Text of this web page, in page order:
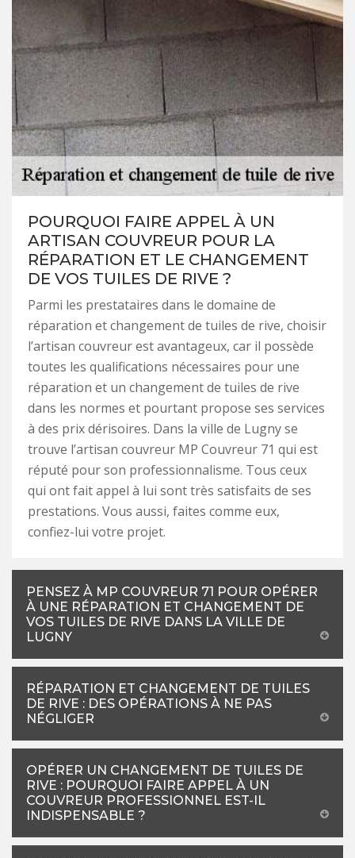
POURQUOI FAIRE APPEL À UN
ARTISAN COUVREUR POUR LA
RÉPARATION ET LE CHANGEMENT
DE VOS TUILES DE RIVE ?
Parmi les prestataires dans le domaine de
réparation et changement de tuiles de rive, choisir
l’artisan couvreur est avantageux, car il possède
toutes les qualifications nécessaires pour une
réparation et un changement de tuiles de rive
dans les normes et pourtant propose ses services
à des prix dérisoires. Dans la ville de Lugny se
trouve l’artisan couvreur MP Couvreur 71 qui est
réputé pour son professionnalisme. Tous ceux
qui ont fait appel à lui sont très satisfaits de ses
prestations. Vous aussi, faites comme eux,
confiez-lui votre projet.
PENSEZ À MP COUVREUR 71 POUR OPÉRER
À UNE RÉPARATION ET CHANGEMENT DE
VOS TUILES DE RIVE DANS LA VILLE DE
LUGNY
RÉPARATION ET CHANGEMENT DE TUILES
DE RIVE : DES OPÉRATIONS À NE PAS
NÉGLIGER
OPÉRER UN CHANGEMENT DE TUILES DE
RIVE : POURQUOI FAIRE APPEL À UN
COUVREUR PROFESSIONNEL EST-IL
INDISPENSABLE ?